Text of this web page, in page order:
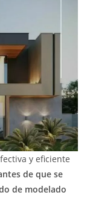
y eficiente
de que se
de modelado